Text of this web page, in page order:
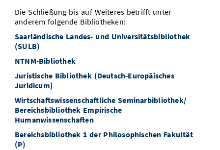
Vom Studium in den Beruf
Study Scheduler
Bibliothek
Start-ups
IT-Themenabend
Ranking
Zahlen & Fakten
Preise, Auszeichnungen und Förderungen
Kontakt
SIC Merchandise
SIC Podcast
Anfahrt
AnsprechpartnerInnen, Personen, Forschungsgruppen
Termine, Vorträge und Veranstaltungen
Alumni
Die Schließung bis auf Weiteres betrifft unter
anderem folgende Bibliotheken:
Saarländische Landes- und Universitätsbibliothek
(SULB)
NTNM-Bibliothek
Juristische Bibliothek (Deutsch-Europäisches
Juridicum)
Wirtschaftswissenschaftliche Seminarbibliothek/
Bereichsbibliothek Empirische
Humanwissenschaften
Bereichsbibliothek 1 der Philosophischen Fakultät
(P)